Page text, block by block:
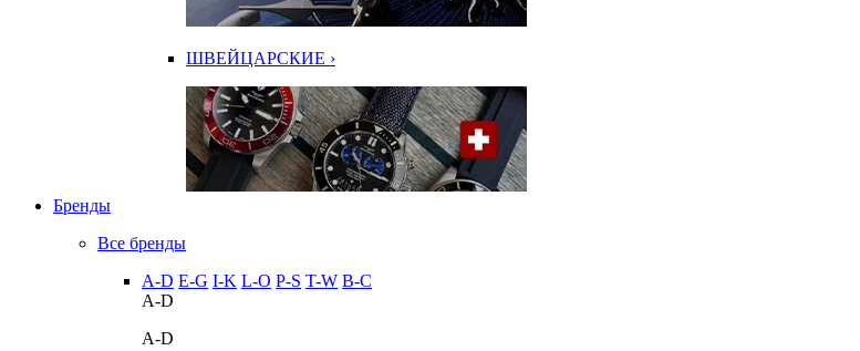
ШВЕЙЦАРСКИЕ ›
Бренды
Все бренды
A-D E-G I-K L-O P-S T-W В-С
A-D
A-D